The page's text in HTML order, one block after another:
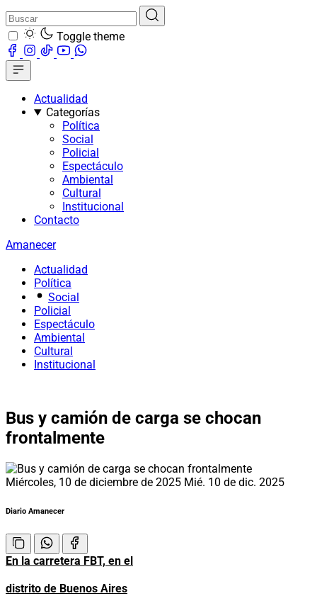
Toggle theme
Actualidad
Categorías
Política
Social
Policial
Espectáculo
Ambiental
Cultural
Institucional
Contacto
Amanecer
Actualidad
Política
Social
Policial
Espectáculo
Ambiental
Cultural
Institucional
Bus y camión de carga se chocan
frontalmente
Miércoles, 10 de diciembre de 2025 Mié. 10 de dic. 2025
Diario Amanecer
En la carretera FBT, en el
distrito de Buenos Aires